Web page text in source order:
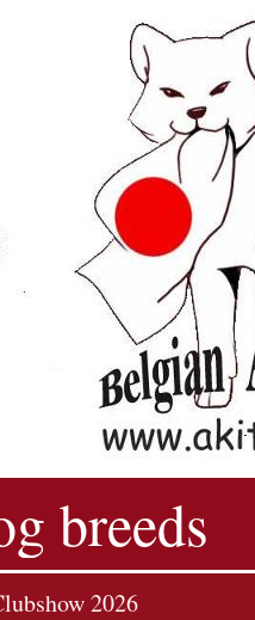
breeds
2026